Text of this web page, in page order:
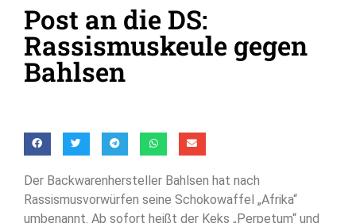
Post an die DS:
Rassismuskeule gegen
Bahlsen
Der Backwarenhersteller Bahlsen hat nach
Rassismusvorwürfen seine Schokowaffel „Afrika“
umbenannt. Ab sofort heißt der Keks „Perpetum“ und